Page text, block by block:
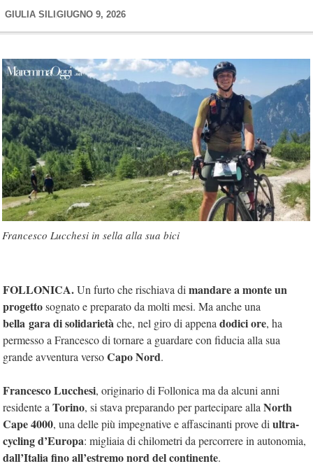
GIULIA SILI GIUGNO 9, 2026
Francesco Lucchesi in sella alla sua bici
FOLLONICA.Un furto che rischiava di mandare a monte un
progettosognato e preparato da molti mesi. Ma anche una
bella gara di solidarietàche, nel giro di appena dodici ore, ha
permesso a Francesco di tornare a guardare con fiducia alla sua
grande avventura versoCapo Nord.
Francesco Lucchesi, originario di Follonica ma da alcuni anni
residente a Torino, si stava preparando per partecipare alla North
Cape 4000, una delle più impegnative e affascinanti prove di ultra-
cycling d’Europa: migliaia di chilometri da percorrere in autonomia,
dall’Italia fino all’estremo nord del continente.